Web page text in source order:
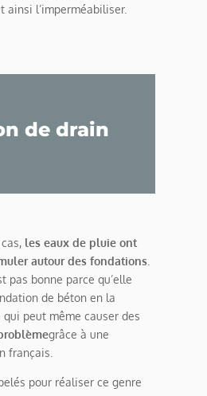
ainsi l’imperméabiliser.
de drain
les eaux de pluie ont
autour des fondations.
pas bonne parce qu’elle
de béton en la
peut même causer des
grâce à une
français.
pour réaliser ce genre